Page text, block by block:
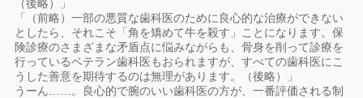
（後略）」
「（前略）一部の悪質な歯科医のために良心的な治療ができない
としたら、それこそ「角を矯めて牛を殺す」ことになります。保
険診療のさまざまな矛盾点に悩みながらも、骨身を削って診療を
行っているベテラン歯科医もおられますが、すべての歯科医にこ
うした善意を期待するのは無理があります。（後略）」
うーん……。良心的で腕のいい歯科医の方が、一番評価される制